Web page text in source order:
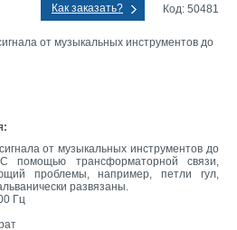
Как заказать? Код: 50481
от музыкальных инструментов до
от музыкальных инструментов до
помощью трансформаторной связи,
проблемы, например, петли гул,
развязаны.
Гц